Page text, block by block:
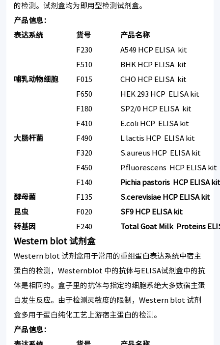
的检测。试剂盒均为即用型检测试剂盒。
产品信息：
表达系统
货号 产品名称
哺乳动物细胞
F230
A549 HCP ELISA kit
F510
BHK HCP ELISA kit
F015
CHO HCP ELISA kit
F650
HEK 293 HCP ELISA kit
F180
SP2/0 HCP ELISA kit
大肠杆菌
F410
E.coli HCP ELISA kit
F490
L.lactis HCP ELISA kit
F320
S.aureus HCP ELISA kit
F450
P.fluorescens HCP ELISA kit
酵母菌
F140
Pichia pastoris HCP ELISA
F135
S.cerevisiae HCP ELISA kit
昆虫
F020
SF9 HCP ELISA kit
转基因
F240 Total Goat Milk Proteins
Western blot 试剂盒
Western blot 试剂盒用于常用的重组蛋白表达系统中宿主
蛋白的检测，Westernblot 中的抗体与ELISA试剂盒中的抗
体是相同的。盒子里的抗体与指定的细胞系绝大多数宿主蛋
白发生反应。由于检测灵敏度的限制，Western blot 试剂
盒多用于蛋白纯化工艺上游宿主蛋白的检测。
产品信息：